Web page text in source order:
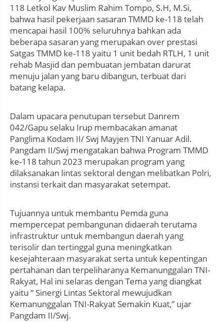
118 Letkol Kav Muslim Rahim Tompo, S.H, M.Si,
bahwa hasil pekerjaan sasaran TMMD ke-118 telah
mencapai hasil 100% seluruhnya bahkan ada
beberapa sasaran yang merupakan over prestasi
Satgas TMMD ke-118 yaitu 1 unit bedah RTLH, 1 unit
rehab Masjid dan pembuatan jembatan darurat
menuju jalan yang baru dibangun, terbuat dari
batang kelapa.
Dalam upacara penutupan tersebut Danrem
042/Gapu selaku Irup membacakan amanat
Panglima Kodam II/ Swj Mayjen TNI Yanuar Adil.
Pangdam II/Swj mengatakan bahwa Program TMMD
ke-118 tahun 2023 merupakan program yang
dilaksanakan lintas sektoral dengan melibatkan Polri,
instansi terkait dan masyarakat setempat.
Tujuannya untuk membantu Pemda guna
mempercepat pembangunan didaerah terutama
infrastruktur untuk membangun daerah yang
terisolir dan tertinggal guna meningkatkan
kesejahteraan masyarakat serta untuk kepentingan
pertahanan dan terpeliharanya Kemanunggalan TNI-
Rakyat, Hal ini selaras dengan Tema yang diangkat
yaitu “ Sinergi Lintas Sektoral mewujudkan
Kemanunggalan TNI-Rakyat Semakin Kuat,” ujar
Pangdam II/Swj.